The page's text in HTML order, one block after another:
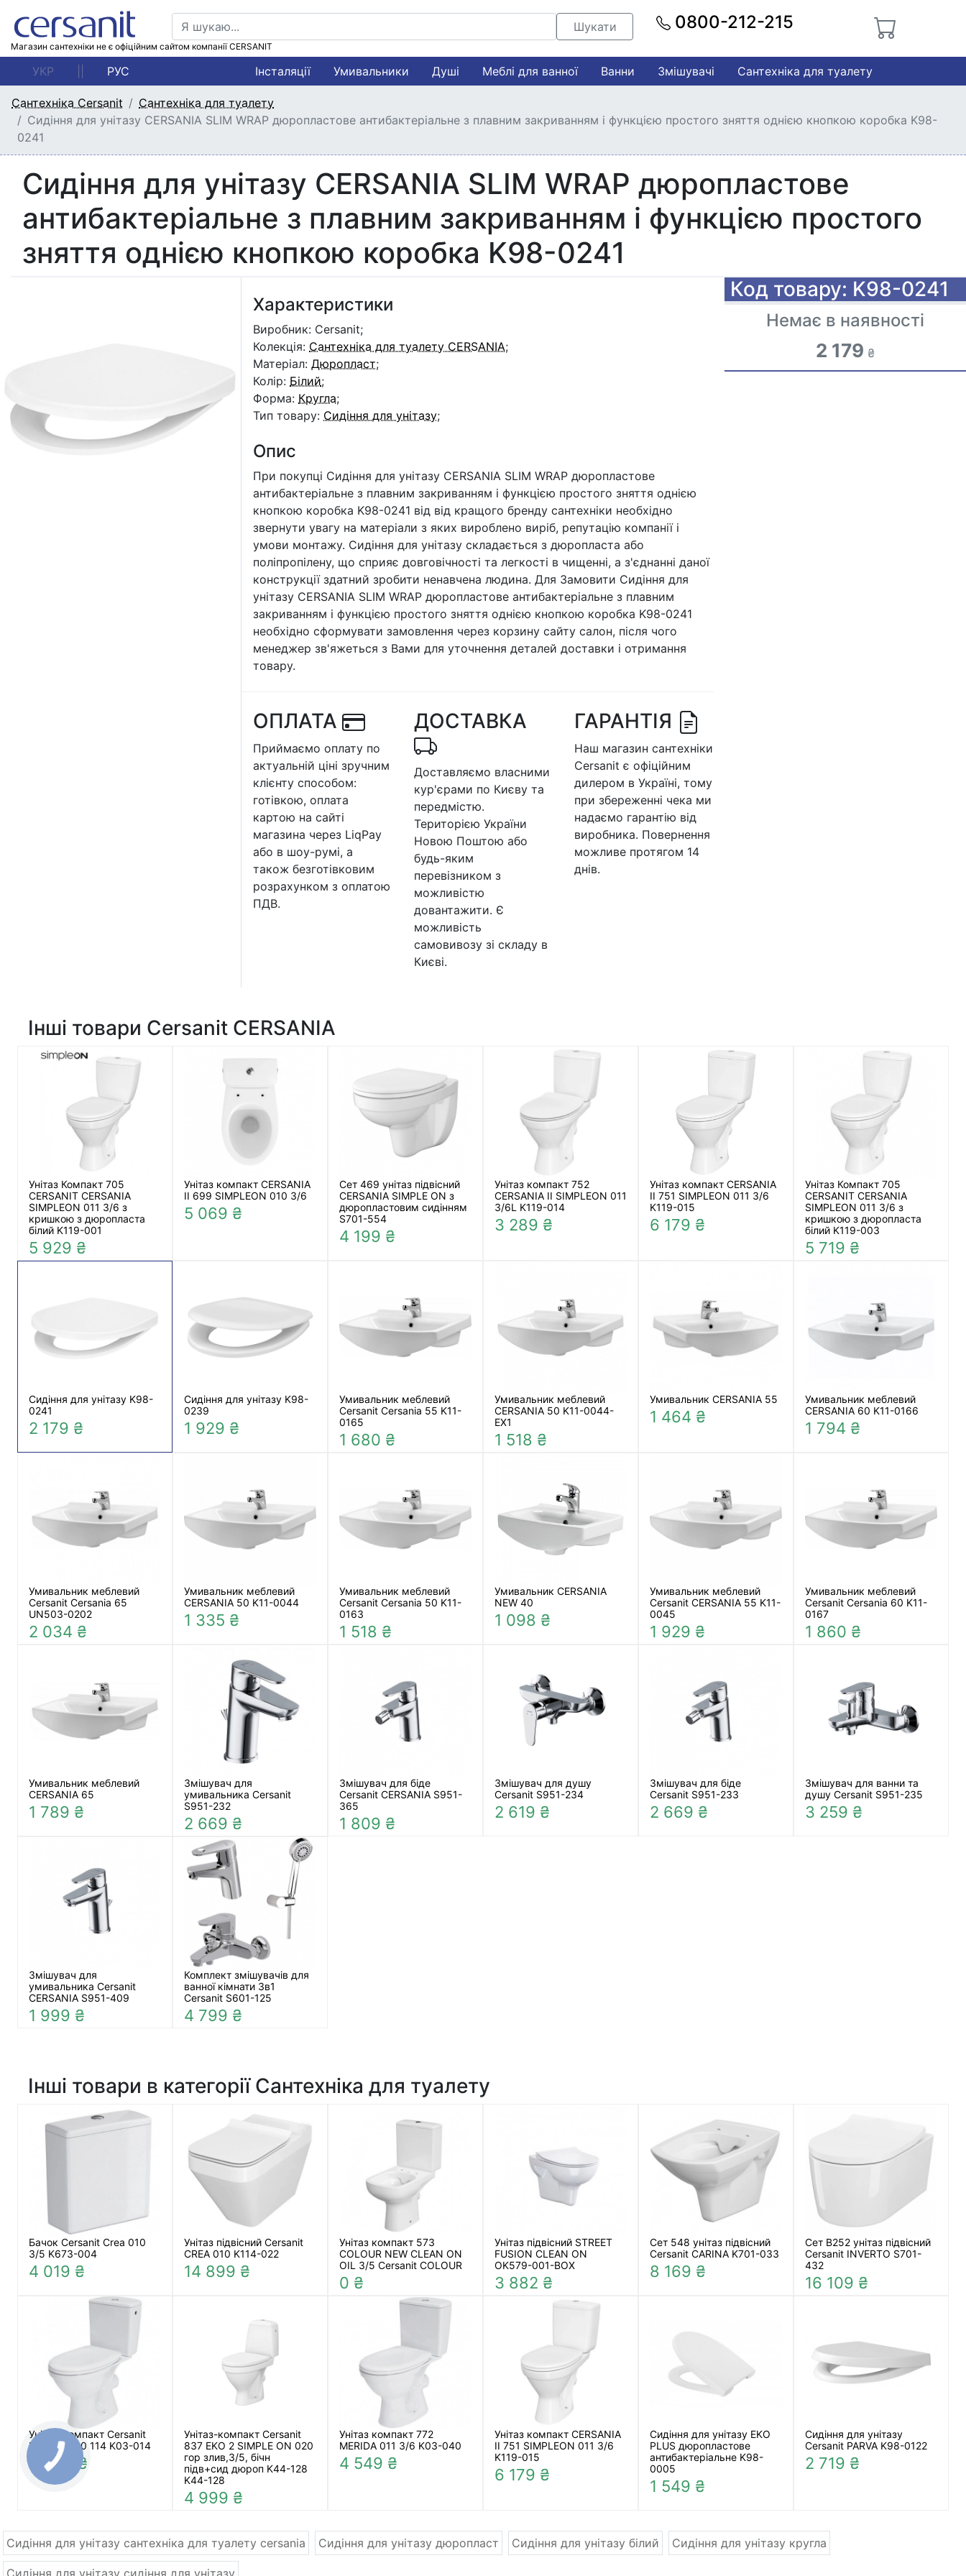
Магазин сантехніки не є офіційним сайтом компанії CERSANIT
Шукати 0800-212-215
УКР РУС Інсталяції Умивальники Душі Меблі для ванної Ванни Змішувачі Сантехніка для туалету
Сантехніка Cersanit
Сантехніка для туалету
Сидіння для унітазу CERSANIA SLIM WRAP дюропластове антибактеріальне з плавним закриванням і функцією простого зняття однією кнопкою коробка K98-
0241
Сидіння для унітазу CERSANIA SLIM WRAP дюропластове
антибактеріальне з плавним закриванням і функцією простого
зняття однією кнопкою коробка K98-0241
Характеристики
Виробник: Cersanit;
Колекція: Сантехніка для туалету CERSANIA;
Матеріал: Дюропласт;
Колір: Білий;
Форма: Кругла;
Тип товару: Сидіння для унітазу;
Опис
При покупці Сидіння для унітазу CERSANIA SLIM WRAP дюропластове
антибактеріальне з плавним закриванням і функцією простого зняття однією
кнопкою коробка K98-0241 від від кращого бренду сантехніки необхідно
звернути увагу на матеріали з яких вироблено виріб, репутацію компанії і
умови монтажу. Сидіння для унітазу складається з дюропласта або
поліпропілену, що сприяє довговічності та легкості в чищенні, а з'єднанні даної
конструкції здатний зробити ненавчена людина. Для Замовити Сидіння для
унітазу CERSANIA SLIM WRAP дюропластове антибактеріальне з плавним
закриванням і функцією простого зняття однією кнопкою коробка K98-0241
необхідно сформувати замовлення через корзину сайту салон, після чого
менеджер зв'яжеться з Вами для уточнення деталей доставки і отримання
товару.
ОПЛАТА
Приймаємо оплату по
актуальній ціні зручним
клієнту способом:
готівкою, оплата
картою на сайті
магазина через LiqPay
або в шоу-румі, а
також безготівковим
розрахунком з оплатою
ПДВ.
ДОСТАВКА
Доставляємо власними
кур'єрами по Києву та
передмістю.
Територією України
Новою Поштою або
будь-яким
перевізником з
можливістю
довантажити. Є
можливість
самовивозу зі складу в
Києві.
ГАРАНТІЯ
Наш магазин сантехніки
Cersanit є офіційним
дилером в Україні, тому
при збереженні чека ми
надаємо гарантію від
виробника. Повернення
можливе протягом 14
днів.
Код товару: K98-0241
Немає в наявності
2 179 ₴
Інші товари Cersanit CERSANIA
Унітаз Компакт 705
CERSANIT CERSANIA
SIMPLEON 011 3/6 з
кришкою з дюропласта
білий K119-001
5 929 ₴
Унітаз компакт CERSANIA
II 699 SIMPLEON 010 3/6
5 069 ₴
Сет 469 унітаз підвісний
CERSANIA SIMPLE ON з
дюропластовим сидінням
S701-554
4 199 ₴
Унітаз компакт 752
CERSANIA II SIMPLEON 011
3/6L K119-014
3 289 ₴
Унітаз компакт CERSANIA
II 751 SIMPLEON 011 3/6
K119-015
6 179 ₴
Унітаз Компакт 705
CERSANIT CERSANIA
SIMPLEON 011 3/6 з
кришкою з дюропласта
білий K119-003
5 719 ₴
Сидіння для унітазу K98-
0241
2 179 ₴
Сидіння для унітазу K98-
0239
1 929 ₴
Умивальник меблевий
Cersanit Cersania 55 K11-
0165
1 680 ₴
Умивальник меблевий
CERSANIA 50 K11-0044-
EX1
1 518 ₴
Умивальник CERSANIA 55
1 464 ₴
Умивальник меблевий
CERSANIA 60 K11-0166
1 794 ₴
Умивальник меблевий
Cersanit Cersania 65
UN503-0202
2 034 ₴
Умивальник меблевий
CERSANIA 50 K11-0044
1 335 ₴
Умивальник меблевий
Cersanit Cersania 50 K11-
0163
1 518 ₴
Умивальник CERSANIA
NEW 40
1 098 ₴
Умивальник меблевий
Cersanit CERSANIA 55 K11-
0045
1 929 ₴
Умивальник меблевий
Cersanit Cersania 60 K11-
0167
1 860 ₴
Умивальник меблевий
CERSANIA 65
1 789 ₴
Змішувач для
умивальника Cersanit
S951-232
2 669 ₴
Змішувач для біде
Cersanit CERSANIA S951-
365
1 809 ₴
Змішувач для душу
Cersanit S951-234
2 619 ₴
Змішувач для біде
Cersanit S951-233
2 669 ₴
Змішувач для ванни та
душу Cersanit S951-235
3 259 ₴
Змішувач для
умивальника Cersanit
CERSANIA S951-409
1 999 ₴
Комплект змішувачів для
ванної кімнати 3в1
Cersanit S601-125
4 799 ₴
Інші товари в категорії Сантехніка для туалету
Бачок Cersanit Crea 010
3/5 K673-004
4 019 ₴
Унітаз підвісний Cersanit
CREA 010 K114-022
14 899 ₴
Унітаз компакт 573
COLOUR NEW CLEAN ON
OIL 3/5 Cersanit COLOUR
0 ₴
Унітаз підвісний STREET
FUSION CLEAN ON
OK579-001-BOX
3 882 ₴
Сет 548 унітаз підвісний
Cersanit СARINA K701-033
8 169 ₴
Сет B252 унітаз підвісний
Cersanit INVERTO S701-
432
16 109 ₴
Унітаз-компакт Cersanit
MERIDA 010 114 K03-014
4 098 ₴
Унітаз-компакт Cersanit
837 EKO 2 SIMPLE ON 020
гор злив,3/5, бічн
підв+сид дюроп K44-128
K44-128
4 999 ₴
Унітаз компакт 772
MERIDA 011 3/6 K03-040
4 549 ₴
Унітаз компакт CERSANIA
II 751 SIMPLEON 011 3/6
K119-015
6 179 ₴
Сидіння для унітазу EKO
PLUS дюропластове
антибактеріальне K98-
0005
1 549 ₴
Сидіння для унітазу
Cersanit PARVA K98-0122
2 719 ₴
Сидіння для унітазу сантехніка для туалету cersania Сидіння для унітазу дюропласт Сидіння для унітазу білий Сидіння для унітазу кругла